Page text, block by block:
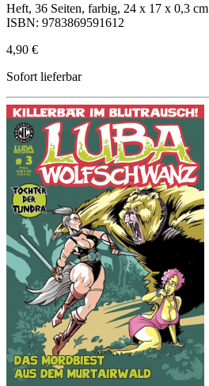
Heft, 36 Seiten, farbig, 24 x 17 x 0,3 cm
ISBN: 9783869591612
4,90 €
Sofort lieferbar